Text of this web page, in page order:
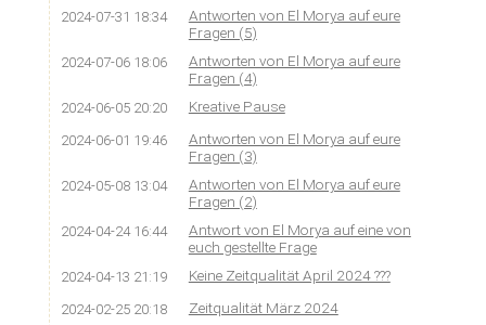
2024-07-31 18:34
Antworten von El Morya auf eure
Fragen (5)
2024-07-06 18:06
Antworten von El Morya auf eure
Fragen (4)
2024-06-05 20:20 Kreative Pause
2024-06-01 19:46
Antworten von El Morya auf eure
Fragen (3)
2024-05-08 13:04
Antworten von El Morya auf eure
Fragen (2)
2024-04-24 16:44
Antwort von El Morya auf eine von
euch gestellte Frage
2024-04-13 21:19 Keine Zeitqualität April 2024 ???
2024-02-25 20:18 Zeitqualität März 2024